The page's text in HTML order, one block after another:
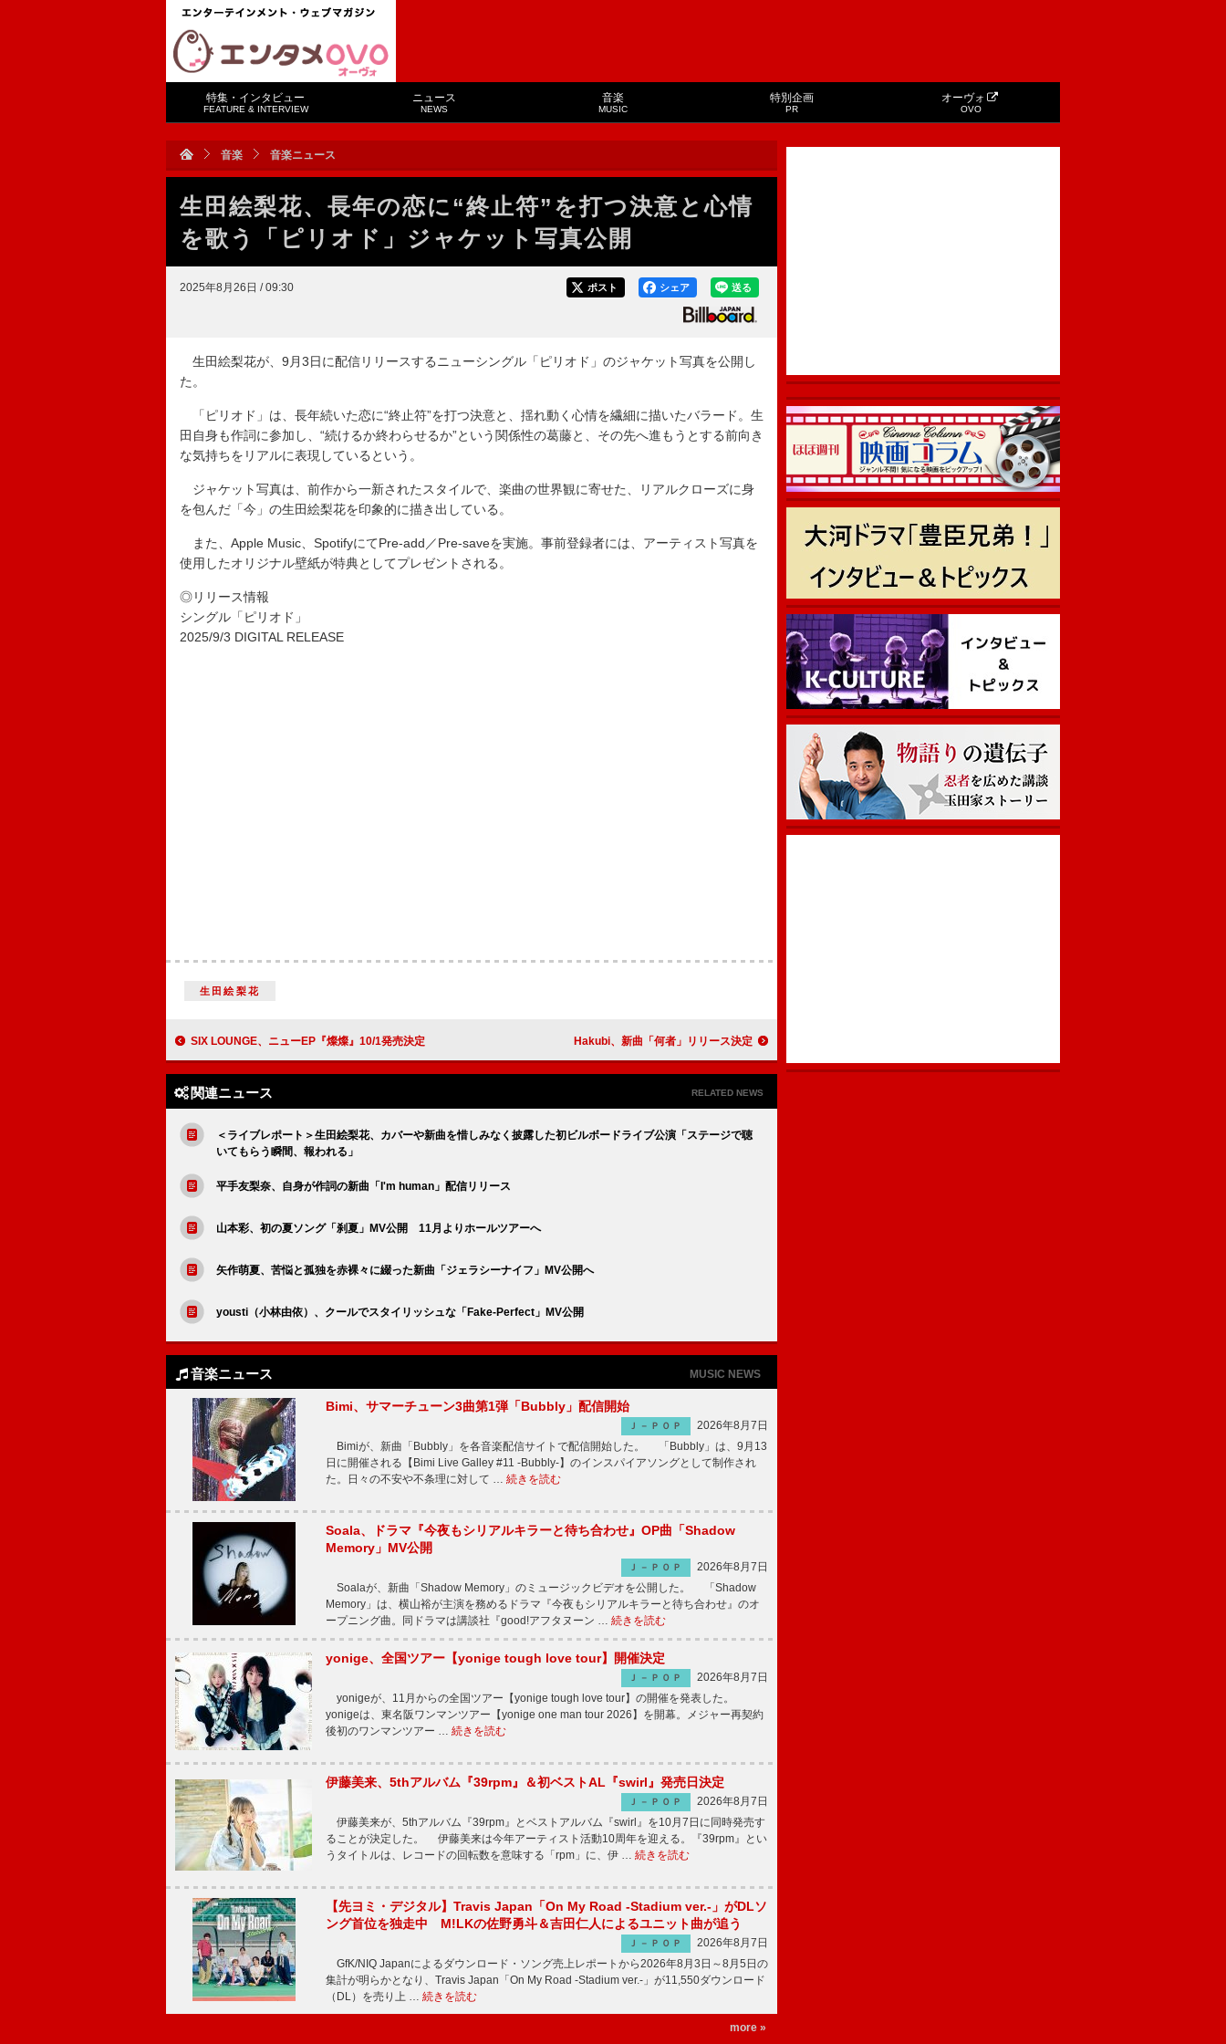
特集・インタビュー
FEATURE & INTERVIEW
ニュース
NEWS
音楽
MUSIC
特別企画
PR
オーヴォ
OVO
音楽 音楽ニュース
生田絵梨花、長年の恋に“終止符”を打つ決意と心情
を歌う「ピリオド」ジャケット写真公開
2025年8月26日 / 09:30 送る
シェア
ポスト
生田絵梨花が、9月3日に配信リリースするニューシングル「ピリオド」のジャケット写真を公開し
た。
「ピリオド」は、長年続いた恋に“終止符”を打つ決意と、揺れ動く心情を繊細に描いたバラード。生
田自身も作詞に参加し、“続けるか終わらせるか”という関係性の葛藤と、その先へ進もうとする前向き
な気持ちをリアルに表現しているという。
ジャケット写真は、前作から一新されたスタイルで、楽曲の世界観に寄せた、リアルクローズに身
を包んだ「今」の生田絵梨花を印象的に描き出している。
また、Apple Music、SpotifyにてPre-add／Pre-saveを実施。事前登録者には、アーティスト写真を
使用したオリジナル壁紙が特典としてプレゼントされる。
◎リリース情報
シングル「ピリオド」
2025/9/3 DIGITAL RELEASE
生田絵梨花
SIX LOUNGE、ニューEP『燦燦』10/1発売決定 Hakubi、新曲「何者」リリース決定
関連ニュース RELATED NEWS
＜ライブレポート＞生田絵梨花、カバーや新曲を惜しみなく披露した初ビルボードライブ公演「ステージで聴
いてもらう瞬間、報われる」
平手友梨奈、自身が作詞の新曲「I'm human」配信リリース
山本彩、初の夏ソング「刹夏」MV公開 11月よりホールツアーへ
矢作萌夏、苦悩と孤独を赤裸々に綴った新曲「ジェラシーナイフ」MV公開へ
yousti（小林由依）、クールでスタイリッシュな「Fake-Perfect」MV公開
音楽ニュース MUSIC NEWS
Bimi、サマーチューン3曲第1弾「Bubbly」配信開始
Ｊ－ＰＯＰ
2026年8月7日
Bimiが、新曲「Bubbly」を各音楽配信サイトで配信開始した。 「Bubbly」は、9月13
日に開催される【Bimi Live Galley #11 -Bubbly-】のインスパイアソングとして制作され
た。日々の不安や不条理に対して … 続きを読む
Soala、ドラマ『今夜もシリアルキラーと待ち合わせ』OP曲「Shadow
Memory」MV公開
Ｊ－ＰＯＰ
2026年8月7日
Soalaが、新曲「Shadow Memory」のミュージックビデオを公開した。 「Shadow
Memory」は、横山裕が主演を務めるドラマ『今夜もシリアルキラーと待ち合わせ』のオ
ープニング曲。同ドラマは講談社『good!アフタヌーン … 続きを読む
yonige、全国ツアー【yonige tough love tour】開催決定
Ｊ－ＰＯＰ
2026年8月7日
yonigeが、11月からの全国ツアー【yonige tough love tour】の開催を発表した。
yonigeは、東名阪ワンマンツアー【yonige one man tour 2026】を開幕。メジャー再契約
後初のワンマンツアー … 続きを読む
伊藤美来、5thアルバム『39rpm』＆初ベストAL『swirl』発売日決定
Ｊ－ＰＯＰ
2026年8月7日
伊藤美来が、5thアルバム『39rpm』とベストアルバム『swirl』を10月7日に同時発売す
ることが決定した。 伊藤美来は今年アーティスト活動10周年を迎える。『39rpm』とい
うタイトルは、レコードの回転数を意味する「rpm」に、伊 … 続きを読む
【先ヨミ・デジタル】Travis Japan「On My Road -Stadium ver.-」がDLソ
ング首位を独走中 M!LKの佐野勇斗＆吉田仁人によるユニット曲が追う
Ｊ－ＰＯＰ
2026年8月7日
GfK/NIQ Japanによるダウンロード・ソング売上レポートから2026年8月3日～8月5日の
集計が明らかとなり、Travis Japan「On My Road -Stadium ver.-」が11,550ダウンロード
（DL）を売り上 … 続きを読む
more »